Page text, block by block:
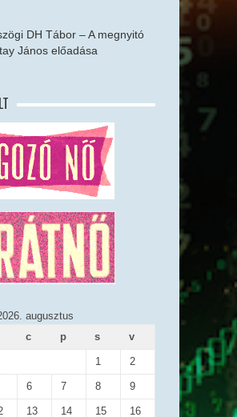
DH Tábor – A megnyitó
János előadása
augusztus
c p s v
1 2
6 7 8 9
13 14 15 16